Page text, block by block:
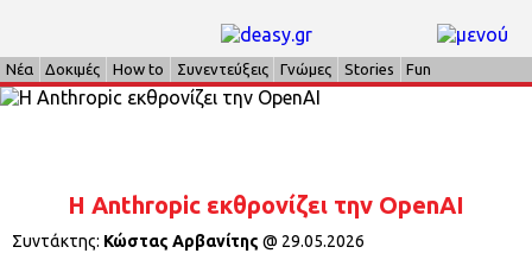
Νέα Δοκιμές How to Συνεντεύξεις Γνώμες Stories Fun
Η Anthropic εκθρονίζει την OpenAI
Συντάκτης: Κώστας Αρβανίτης @ 29.05.2026